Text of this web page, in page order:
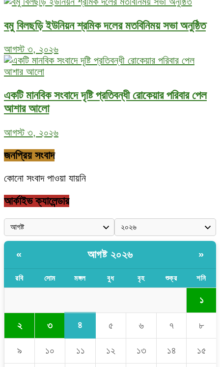
বমু বিলছড়ি ইউনিয়ন শ্রমিক দলের মতবিনিময় সভা অনুষ্ঠিত
আগস্ট ৩, ২০২৬
একটি মানবিক সংবাদে দৃষ্টি প্রতিবন্ধী রোকেয়ার পরিবার পেল
আশার আলো
আগস্ট ৩, ২০২৬
জনপ্রিয় সংবাদ
কোনো সংবাদ পাওয়া যায়নি
আর্কাইভ ক্যালেন্ডার
« আগষ্ট ২০২৬ »
রবি সোম মঙ্গল বুধ বৃহ শুক্র শনি
১
২ ৩ ৪ ৫ ৬ ৭ ৮
৯ ১০ ১১ ১২ ১৩ ১৪ ১৫